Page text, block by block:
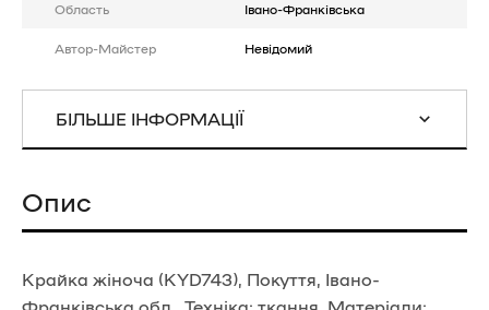
Область Івано-Франківська
Автор-Майстер Невідомий
БІЛЬШЕ ІНФОРМАЦІЇ
Опис
Крайка жіноча (KYD743), Покуття, Івано-